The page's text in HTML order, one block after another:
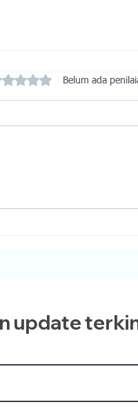
Dzulhijjah yang
0 dari 5 bintang.
Belum ada
update